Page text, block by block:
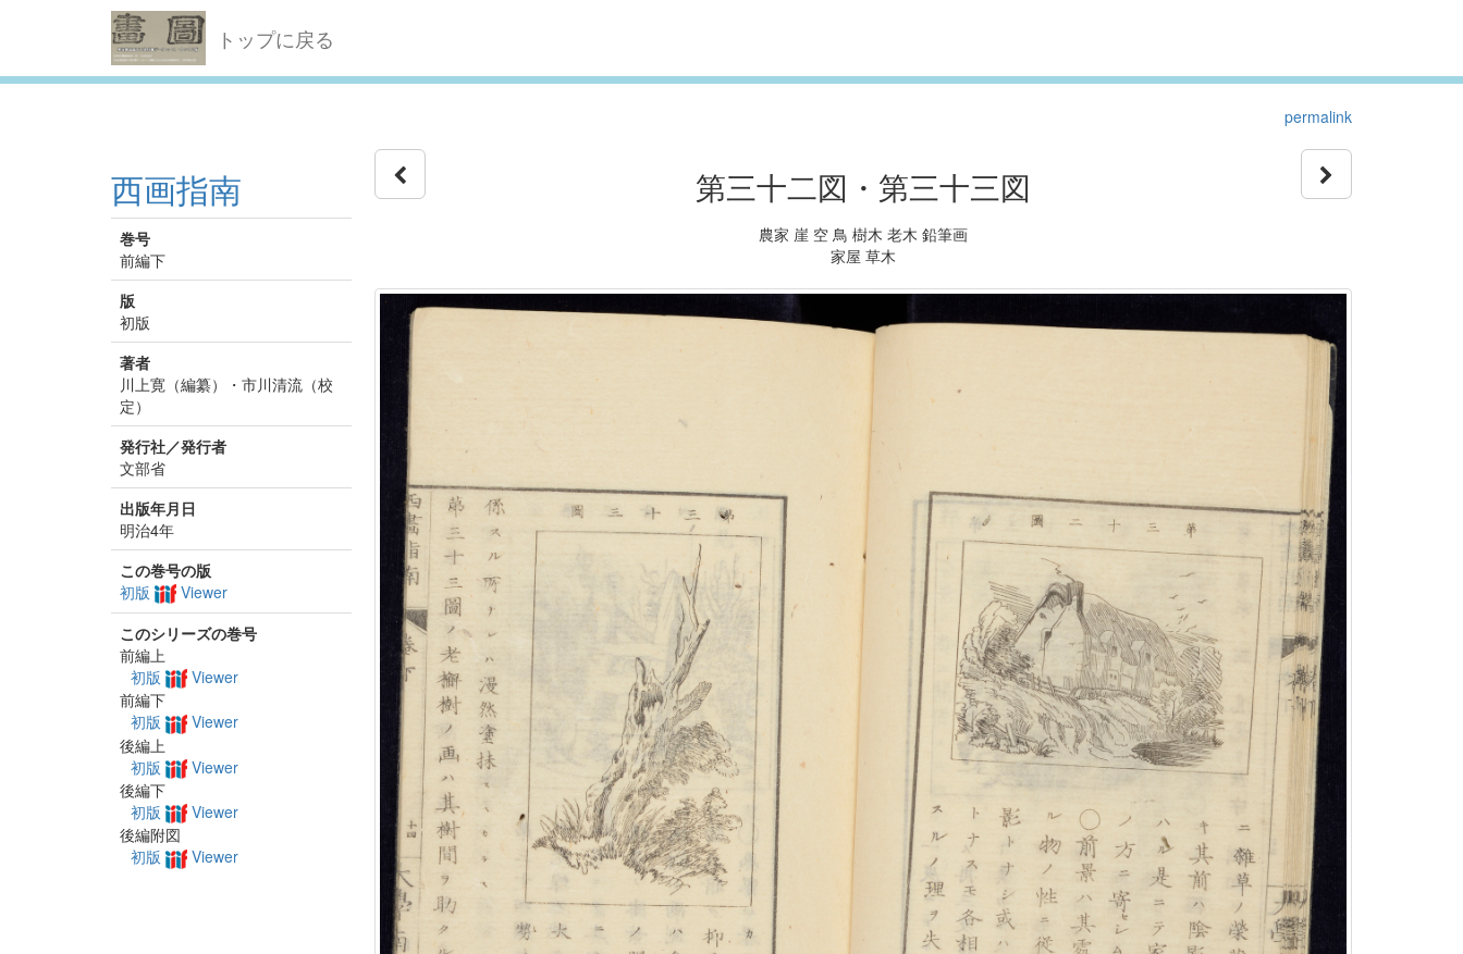
トップに戻る
permalink
西画指南
巻号
前編下
版
初版
著者
川上寛（編纂）・市川清流（校
定）
発行社／発行者
文部省
出版年月日
明治4年
この巻号の版
初版
Viewer
このシリーズの巻号
前編上
初版
Viewer
前編下
初版
Viewer
後編上
初版
Viewer
後編下
初版
Viewer
後編附図
初版
Viewer
第三十二図・第三十三図
農家 崖 空 鳥 樹木 老木 鉛筆画
家屋 草木